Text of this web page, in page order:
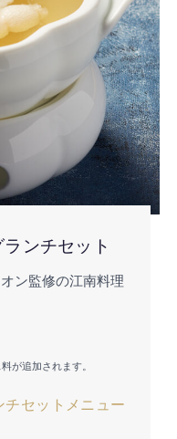
ンチセット
ン監修の江南料理
が追加されます。
チセットメニュー